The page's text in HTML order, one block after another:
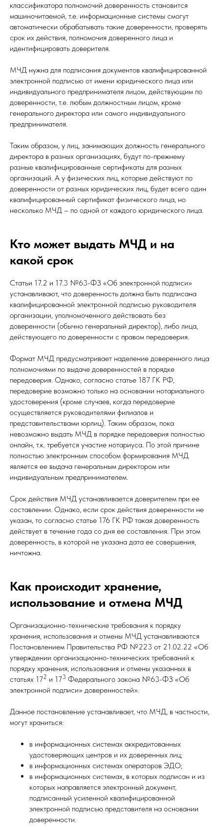
классификатора полномочий доверенность становится
машиночитаемой, т.е. информационные системы смогут
автоматически обрабатывать такие доверенности, проверять
срок их действия, полномочия доверенного лица и
идентифицировать доверителя.
МЧД нужна для подписания документов квалифицированной
электронной подписью от имени юридического лица или
индивидуального предпринимателя лицом, действующим по
доверенности, т.е. любым должностным лицом, кроме
генерального директора или самого индивидуального
предпринимателя.
Таким образом, у лиц, занимающих должность генерального
директора в разных организациях, будут по-прежнему
разные квалифицированные сертификаты для разных
организаций. А у физических лиц, которые действуют по
доверенности от разных юридических лиц, будет всего один
квалифицированный сертификат физического лица, но
несколько МЧД – по одной от каждого юридического лица.
Кто может выдать МЧД и на
какой срок
Статьи 17.2 и 17.3 №63-ФЗ «Об электронной подписи»
устанавливают, что доверенность должна быть подписана
квалифицированной электронной подписью руководителя
организации, уполномоченного действовать без
доверенности (обычно генеральный директор), либо лица,
действующего по доверенности с правом передоверия.
Формат МЧД предусматривает наделение доверенного лица
полномочиями по выдаче доверенностей в порядке
передоверия. Однако, согласно статье 187 ГК РФ,
передоверие возможно только на основании нотариального
удостоверения (кроме случаев, когда передоверие
осуществляется руководителями филиалов и
представительствами юрлиц). Таким образом, пока
невозможно выдать МЧД в порядке передоверия полностью
онлайн, т.к. требуется участие нотариуса. По этой причине
полностью электронным способом формирования МЧД
является ее выдача генеральным директором или
индивидуальным предпринимателем.
Срок действия МЧД устанавливается доверителем при ее
составлении. Однако, если срок действия доверенности не
указан, то согласно статье 176 ГК РФ такая доверенность
действует в течение года со дня ее составления. При этом
доверенность, в которой не указана дата ее совершения,
ничтожна.
Как происходит хранение,
использование и отмена МЧД
Организационно-технические требования к порядку
хранения, использования и отмены МЧД устанавливаются
Постановлением Правительства РФ №223 от 21.02.22 «Об
утверждении организационно-технических требований к
порядку хранения, использования и отмены указанных в
статьях 172 и 173 Федерального закона №63-ФЗ «Об
электронной подписи» доверенностей».
Данное постановление устанавливает, что МЧД, в частности,
могут храниться:
в информационных системах аккредитованных
удостоверяющих центров и их доверенных лиц;
в информационных системах операторов ЭДО;
в информационных системах, в которых подписан и из
которых направляется электронный документ,
подписанный усиленной квалифицированной
электронной подписью представителя на основании
доверенности.